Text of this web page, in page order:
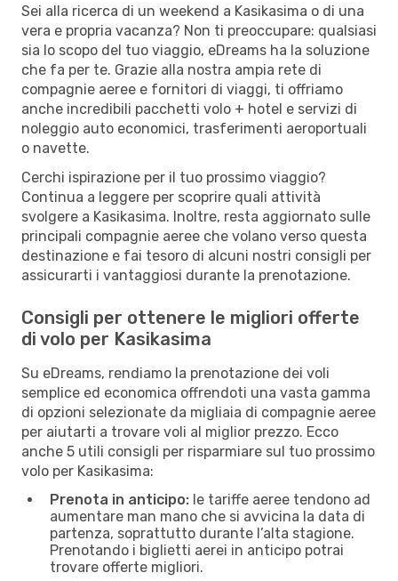
Sei alla ricerca di un weekend a Kasikasima o di una
vera e propria vacanza? Non ti preoccupare: qualsiasi
sia lo scopo del tuo viaggio, eDreams ha la soluzione
che fa per te. Grazie alla nostra ampia rete di
compagnie aeree e fornitori di viaggi, ti offriamo
anche incredibili pacchetti volo + hotel e servizi di
noleggio auto economici, trasferimenti aeroportuali
o navette.
Cerchi ispirazione per il tuo prossimo viaggio?
Continua a leggere per scoprire quali attività
svolgere a Kasikasima. Inoltre, resta aggiornato sulle
principali compagnie aeree che volano verso questa
destinazione e fai tesoro di alcuni nostri consigli per
assicurarti i vantaggiosi durante la prenotazione.
Consigli per ottenere le migliori offerte
di volo per Kasikasima
Su eDreams, rendiamo la prenotazione dei voli
semplice ed economica offrendoti una vasta gamma
di opzioni selezionate da migliaia di compagnie aeree
per aiutarti a trovare voli al miglior prezzo. Ecco
anche 5 utili consigli per risparmiare sul tuo prossimo
volo per Kasikasima:
Prenota in anticipo: le tariffe aeree tendono ad
aumentare man mano che si avvicina la data di
partenza, soprattutto durante l’alta stagione.
Prenotando i biglietti aerei in anticipo potrai
trovare offerte migliori.